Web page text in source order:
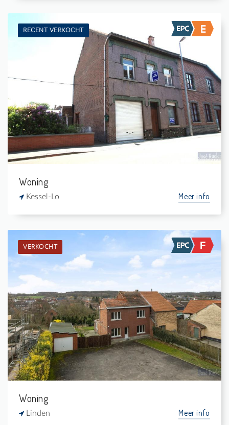
RECENT VERKOCHT
Verkocht: Woning
3
93 m²
1
-
Woning
Kessel-Lo Meer info
VERKOCHT
2
1.076 m²
-
-
Woning
Linden Meer info